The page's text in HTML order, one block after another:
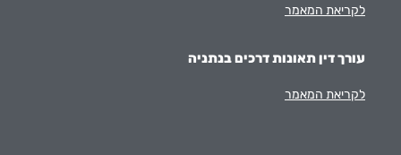
לקריאת המאמר
עורך דין תאונות דרכים בנתניה
לקריאת המאמר